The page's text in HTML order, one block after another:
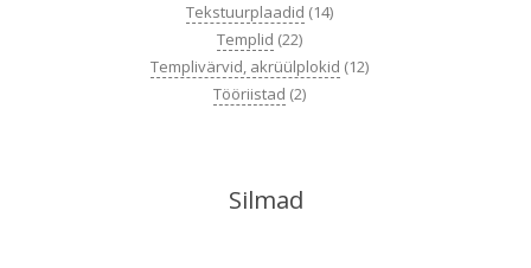
Tekstuurplaadid (14)
Templid (22)
Templivärvid, akrüülplokid (12)
Tööriistad (2)
Silmad